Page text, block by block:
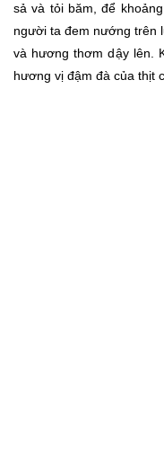
sả và tỏi băm, để
người ta đem nướng trên
và hương thơm dậy lên.
hương vị đậm đà của thịt